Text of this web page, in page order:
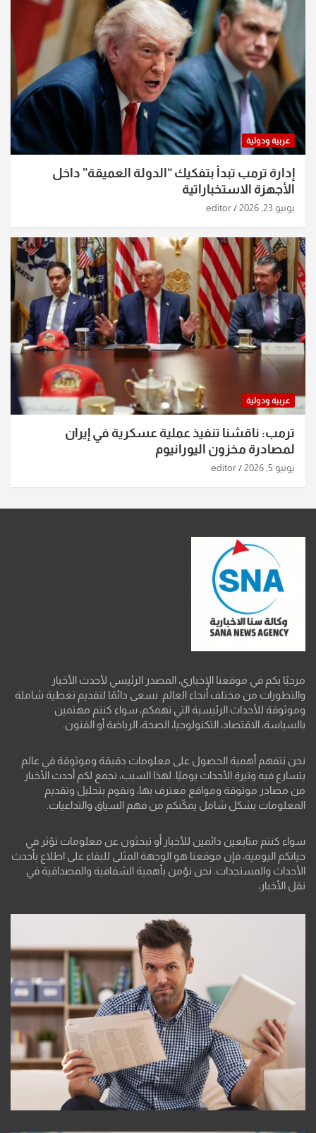
عربية ودولية
إدارة ترمب تبدأ بتفكيك “الدولة العميقة” داخل
الأجهزة الاستخباراتية
يونيو 23, 2026 editor
عربية ودولية
ترمب: ناقشنا تنفيذ عملية عسكرية في إيران
لمصادرة مخزون اليورانيوم
يونيو 5, 2026 editor
مرحبًا بكم في موقعنا الإخباري، المصدر الرئيسي لأحدث الأخبار
والتطورات من مختلف أنحاء العالم. نسعى دائمًا لتقديم تغطية شاملة
وموثوقة للأحداث الرئيسية التي تهمكم، سواء كنتم مهتمين
بالسياسة، الاقتصاد، التكنولوجيا، الصحة، الرياضة أو الفنون.
نحن نتفهم أهمية الحصول على معلومات دقيقة وموثوقة في عالم
يتسارع فيه وتيرة الأحداث يوميًا. لهذا السبب، نجمع لكم أحدث الأخبار
من مصادر موثوقة ومواقع معترف بها، ونقوم بتحليل وتقديم
المعلومات بشكل شامل يمكّنكم من فهم السياق والتداعيات.
سواء كنتم متابعين دائمين للأخبار أو تبحثون عن معلومات تؤثر في
حياتكم اليومية، فإن موقعنا هو الوجهة المثلى للبقاء على اطلاع بأحدث
الأحداث والمستجدات. نحن نؤمن بأهمية الشفافية والمصداقية في
نقل الأخبار،